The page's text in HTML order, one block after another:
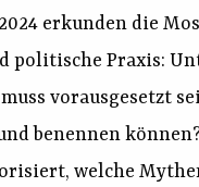
erkunden die
politische Praxis:
vorausgesetzt
benennen
welche